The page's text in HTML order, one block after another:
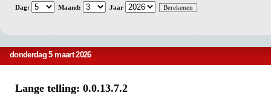
Dag: Maand: Jaar
donderdag 5 maart 2026
Lange telling: 0.0.13.7.2